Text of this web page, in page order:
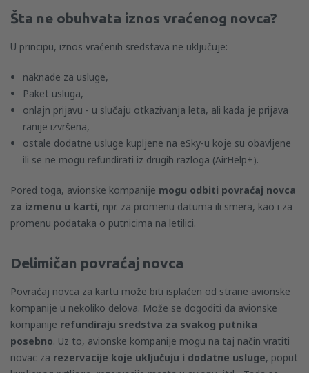
Šta ne obuhvata iznos vraćenog novca?
U principu, iznos vraćenih sredstava ne uključuje:
naknade za usluge,
Paket usluga,
onlajn prijavu - u slučaju otkazivanja leta, ali kada je prijava
ranije izvršena,
ostale dodatne usluge kupljene na eSky-u koje su obavljene
ili se ne mogu refundirati iz drugih razloga (AirHelp+).
Pored toga, avionske kompanije mogu odbiti povraćaj novca
za izmenu u karti, npr. za promenu datuma ili smera, kao i za
promenu podataka o putnicima na letilici.
Delimičan povraćaj novca
Povraćaj novca za kartu može biti isplaćen od strane avionske
kompanije u nekoliko delova. Može se dogoditi da avionske
kompanije refundiraju sredstva za svakog putnika
posebno. Uz to, avionske kompanije mogu na taj način vratiti
novac za rezervacije koje uključuju i dodatne usluge, poput